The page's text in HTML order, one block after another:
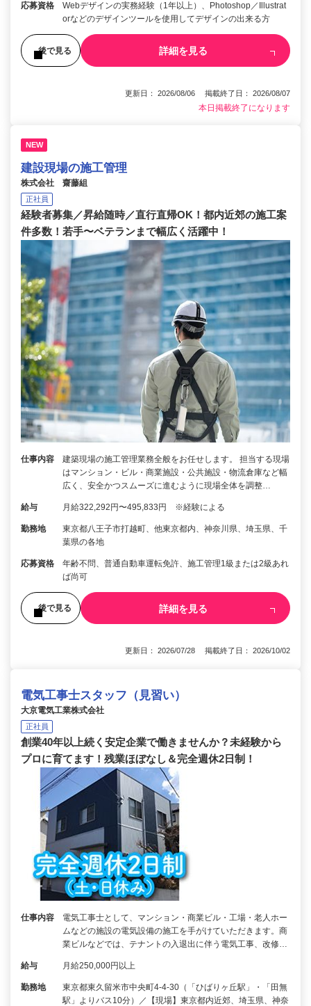
応募資格
Webデザインの実務経験（1年以上）、Photoshop／Illustrat
orなどのデザインツールを使用してデザインの出来る方
後で見る 詳細を見る
更新日： 2026/08/06 掲載終了日： 2026/08/07
本日掲載終了になります
NEW
建設現場の施工管理
株式会社 齋藤組
正社員
経験者募集／昇給随時／直行直帰OK！都内近郊の施工案
件多数！若手〜ベテランまで幅広く活躍中！
仕事内容
建築現場の施工管理業務全般をお任せします。 担当する現場
はマンション・ビル・商業施設・公共施設・物流倉庫など幅
広く、安全かつスムーズに進むように現場全体を調整…
給与 月給322,292円〜495,833円 ※経験による
勤務地
東京都八王子市打越町、他東京都内、神奈川県、埼玉県、千
葉県の各地
応募資格
年齢不問、普通自動車運転免許、施工管理1級または2級あれ
ば尚可
後で見る 詳細を見る
更新日： 2026/07/28 掲載終了日： 2026/10/02
電気工事士スタッフ（見習い）
大京電気工業株式会社
正社員
創業40年以上続く安定企業で働きませんか？未経験から
プロに育てます！残業ほぼなし＆完全週休2日制！
仕事内容
電気工事士として、マンション・商業ビル・工場・老人ホー
ムなどの施設の電気設備の施工を手がけていただきます。商
業ビルなどでは、テナントの入退出に伴う電気工事、改修…
給与 月給250,000円以上
勤務地
東京都東久留米市中央町4-4-30（「ひばりヶ丘駅」・「田無
駅」よりバス10分）／【現場】東京都内近郊、埼玉県、神奈